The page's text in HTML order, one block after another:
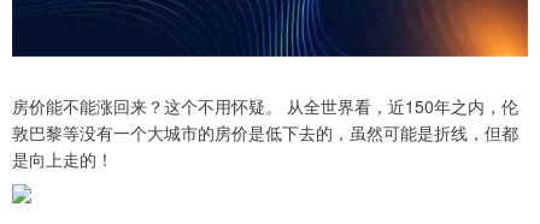
房价能不能涨回来？这个不用怀疑。 从全世界看，近150年之内，伦
敦巴黎等没有一个大城市的房价是低下去的，虽然可能是折线，但都
是向上走的！